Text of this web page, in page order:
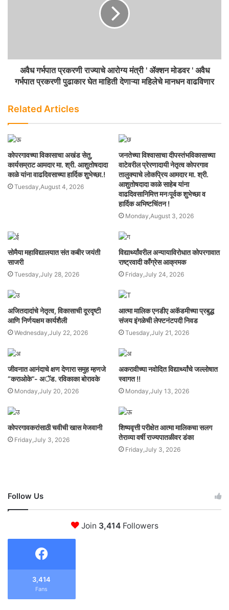
अवैध गर्भपात प्रकरणी राज्याचे आरोग्य मंत्री ' ॲक्शन मोडवर ' अवैध
गर्भपात प्रकरणी पुढाकार घेत माहिती देणाऱ्या महिलेचे मानधन वाढविणार
Related Articles
कोपरगावच्या विकासाचा अखंड सेतु,
कार्यसम्राट आमदार मा. श्री. आशुतोषदादा
काळे यांना वाढदिवसाच्या हार्दिक शुभेच्छा.!
Tuesday,August 4, 2026
जनतेच्या विश्वासाचा दीपस्तंभविकासाच्या
वाटेवरील प्रेरणादायी नेतृत्व कोपरगाव
तालुक्याचे लोकप्रिय आमदार मा. श्री.
आशुतोषदादा काळे साहेब यांना
वाढदिवसानिमित्त मनःपूर्वक शुभेच्छा व
हार्दिक अभिष्टचिंतन !
Monday,August 3, 2026
सोमैया महाविद्यालयात संत कबीर जयंती
साजरी
Tuesday,July 28, 2026
विद्यार्थ्यांवरील अन्यायाविरोधात कोपरगावात
राष्ट्रवादी काँग्रेस आक्रमक
Friday,July 24, 2026
अजितदादांचे नेतृत्व, विकासाची दूरदृष्टी
आणि निर्णयक्षम कार्यशैली
Wednesday,July 22, 2026
आत्मा मालिक एनडीए अकॅडमीच्या प्रबुद्ध
संजय इंगळेची लेफ्टनंटपदी निवड
Tuesday,July 21, 2026
जीवनात आनंदाचे क्षण देणारा समुह म्हणजे
“कराओके”- अॅड. रविकाका बोरावके
Monday,July 20, 2026
अकरावीच्या नवोदित विद्यार्थ्यांचे जल्लोषात
स्वागत !!
Monday,July 13, 2026
कोपरगावकरांसाठी चवीची खास मेजवानी
Friday,July 3, 2026
शिष्यवृत्ती परीक्षेत आत्मा मालिकचा सलग
तेराव्या वर्षी राज्यपातळीवर डंका
Friday,July 3, 2026
Follow Us
Join 3,414Followers
3,414
Fans